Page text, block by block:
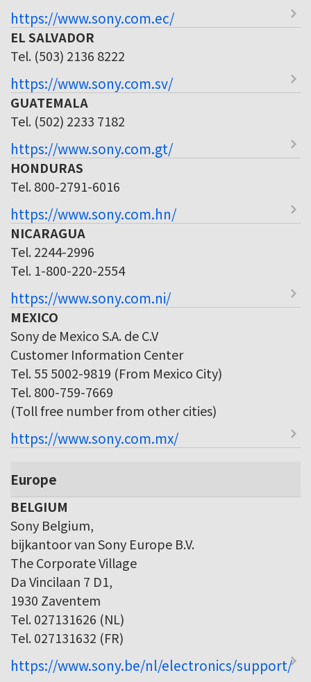
https://www.sony.com.ec/
EL SALVADOR
Tel. (503) 2136 8222
https://www.sony.com.sv/
GUATEMALA
Tel. (502) 2233 7182
https://www.sony.com.gt/
HONDURAS
Tel. 800-2791-6016
https://www.sony.com.hn/
NICARAGUA
Tel. 2244-2996
Tel. 1-800-220-2554
https://www.sony.com.ni/
MEXICO
Sony de Mexico S.A. de C.V
Customer Information Center
Tel. 55 5002-9819 (From Mexico City)
Tel. 800-759-7669
(Toll free number from other cities)
https://www.sony.com.mx/
Europe
BELGIUM
Sony Belgium,
bijkantoor van Sony Europe B.V.
The Corporate Village
Da Vincilaan 7 D1,
1930 Zaventem
Tel. 027131626 (NL)
Tel. 027131632 (FR)
https://www.sony.be/nl/electronics/support/